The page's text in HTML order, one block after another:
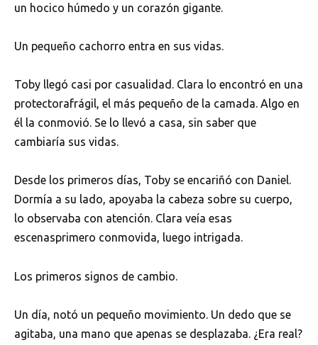
un hocico húmedo y un corazón gigante.
Un pequeño cachorro entra en sus vidas.
Toby llegó casi por casualidad. Clara lo encontró en una
protectorafrágil, el más pequeño de la camada. Algo en
él la conmovió. Se lo llevó a casa, sin saber que
cambiaría sus vidas.
Desde los primeros días, Toby se encariñó con Daniel.
Dormía a su lado, apoyaba la cabeza sobre su cuerpo,
lo observaba con atención. Clara veía esas
escenasprimero conmovida, luego intrigada.
Los primeros signos de cambio.
Un día, notó un pequeño movimiento. Un dedo que se
agitaba, una mano que apenas se desplazaba. ¿Era real?